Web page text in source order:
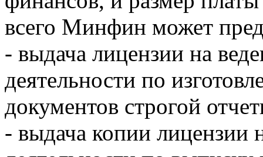
всего Минфин может
- выдача лицензии на
деятельности по
документов строгой
- выдача копии лицензии